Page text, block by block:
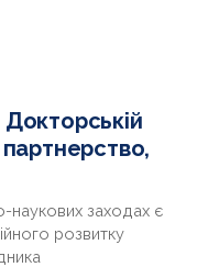
наукових заходах є
розвитку